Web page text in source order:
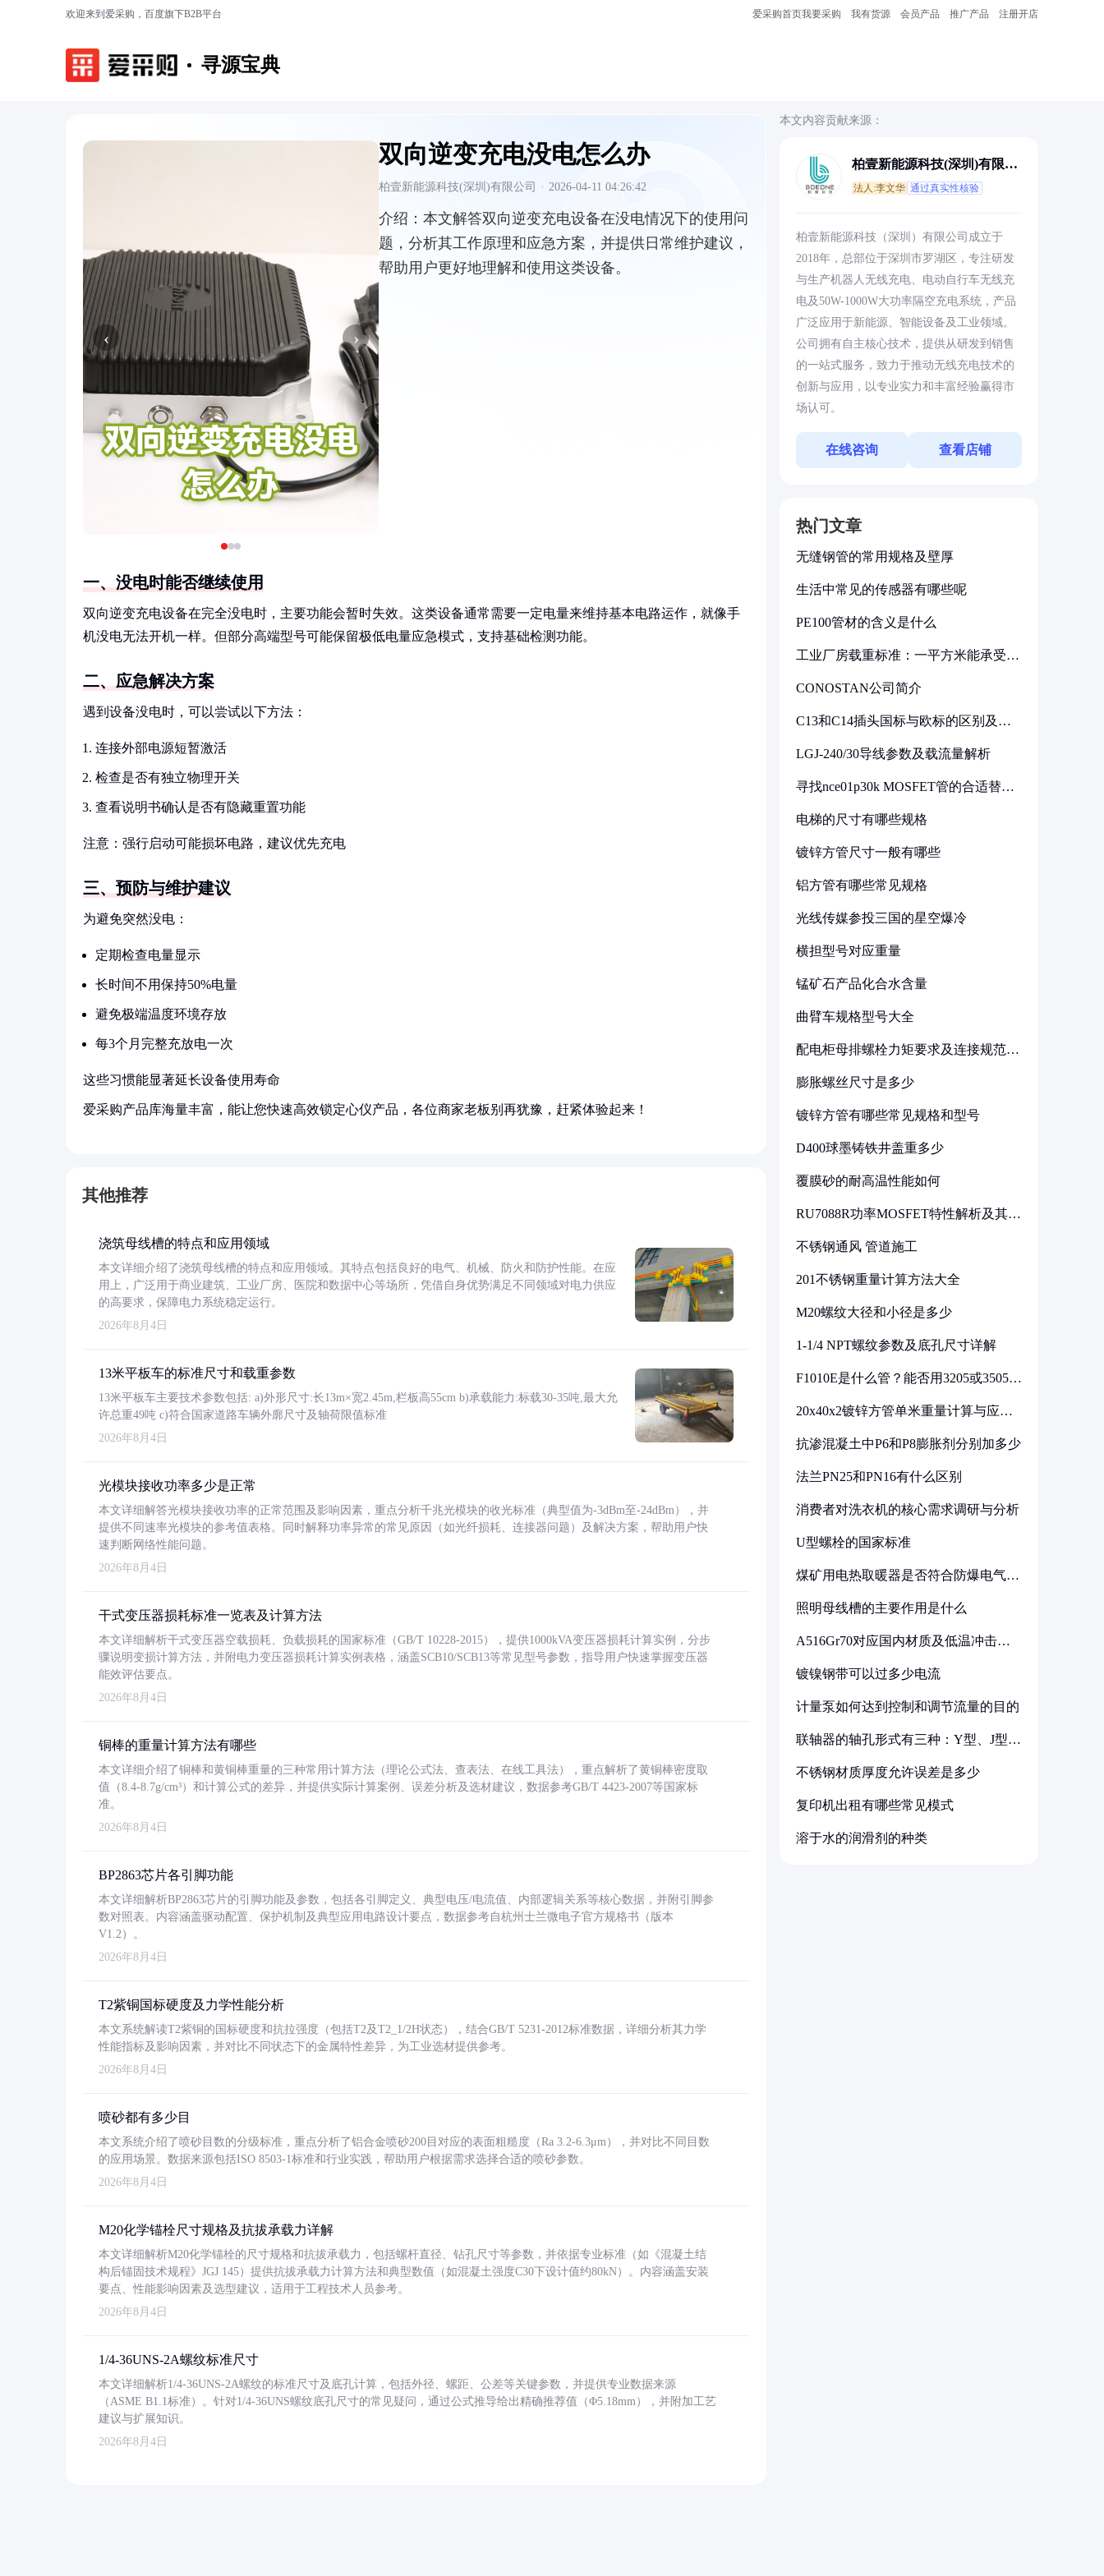
欢迎来到爱采购，百度旗下B2B平台 爱采购首页我要采购 我有货源 会员产品 推广产品 注册开店
寻源宝典
‹ ›
双向逆变充电没电怎么办
柏壹新能源科技(深圳)有限公司 · 2026-04-11 04:26:42
介绍： 本文解答双向逆变充电设备在没电情况下的使用问
题，分析其工作原理和应急方案，并提供日常维护建议，
帮助用户更好地理解和使用这类设备。
一、没电时能否继续使用
双向逆变充电设备在完全没电时，主要功能会暂时失效。这类设备通常需要一定电量来维持基本电路运作，就像手
机没电无法开机一样。但部分高端型号可能保留极低电量应急模式，支持基础检测功能。
二、应急解决方案
遇到设备没电时，可以尝试以下方法：
连接外部电源短暂激活
检查是否有独立物理开关
查看说明书确认是否有隐藏重置功能
注意：强行启动可能损坏电路，建议优先充电
三、预防与维护建议
为避免突然没电：
定期检查电量显示
长时间不用保持50%电量
避免极端温度环境存放
每3个月完整充放电一次
这些习惯能显著延长设备使用寿命
爱采购产品库海量丰富，能让您快速高效锁定心仪产品，各位商家老板别再犹豫，赶紧体验起来！
其他推荐
浇筑母线槽的特点和应用领域
本文详细介绍了浇筑母线槽的特点和应用领域。其特点包括良好的电气、机械、防火和防护性能。在应
用上，广泛用于商业建筑、工业厂房、医院和数据中心等场所，凭借自身优势满足不同领域对电力供应
的高要求，保障电力系统稳定运行。
2026年8月4日
13米平板车的标准尺寸和载重参数
13米平板车主要技术参数包括: a)外形尺寸:长13m×宽2.45m,栏板高55cm b)承载能力:标载30-35吨,最大允
许总重49吨 c)符合国家道路车辆外廓尺寸及轴荷限值标准
2026年8月4日
光模块接收功率多少是正常
本文详细解答光模块接收功率的正常范围及影响因素，重点分析千兆光模块的收光标准（典型值为-3dBm至-24dBm），并
提供不同速率光模块的参考值表格。同时解释功率异常的常见原因（如光纤损耗、连接器问题）及解决方案，帮助用户快
速判断网络性能问题。
2026年8月4日
干式变压器损耗标准一览表及计算方法
本文详细解析干式变压器空载损耗、负载损耗的国家标准（GB/T 10228-2015），提供1000kVA变压器损耗计算实例，分步
骤说明变损计算方法，并附电力变压器损耗计算实例表格，涵盖SCB10/SCB13等常见型号参数，指导用户快速掌握变压器
能效评估要点。
2026年8月4日
铜棒的重量计算方法有哪些
本文详细介绍了铜棒和黄铜棒重量的三种常用计算方法（理论公式法、查表法、在线工具法），重点解析了黄铜棒密度取
值（8.4-8.7g/cm³）和计算公式的差异，并提供实际计算案例、误差分析及选材建议，数据参考GB/T 4423-2007等国家标
准。
2026年8月4日
BP2863芯片各引脚功能
本文详细解析BP2863芯片的引脚功能及参数，包括各引脚定义、典型电压/电流值、内部逻辑关系等核心数据，并附引脚参
数对照表。内容涵盖驱动配置、保护机制及典型应用电路设计要点，数据参考自杭州士兰微电子官方规格书（版本
V1.2）。
2026年8月4日
T2紫铜国标硬度及力学性能分析
本文系统解读T2紫铜的国标硬度和抗拉强度（包括T2及T2_1/2H状态），结合GB/T 5231-2012标准数据，详细分析其力学
性能指标及影响因素，并对比不同状态下的金属特性差异，为工业选材提供参考。
2026年8月4日
喷砂都有多少目
本文系统介绍了喷砂目数的分级标准，重点分析了铝合金喷砂200目对应的表面粗糙度（Ra 3.2-6.3μm），并对比不同目数
的应用场景。数据来源包括ISO 8503-1标准和行业实践，帮助用户根据需求选择合适的喷砂参数。
2026年8月4日
M20化学锚栓尺寸规格及抗拔承载力详解
本文详细解析M20化学锚栓的尺寸规格和抗拔承载力，包括螺杆直径、钻孔尺寸等参数，并依据专业标准（如《混凝土结
构后锚固技术规程》JGJ 145）提供抗拔承载力计算方法和典型数值（如混凝土强度C30下设计值约80kN）。内容涵盖安装
要点、性能影响因素及选型建议，适用于工程技术人员参考。
2026年8月4日
1/4-36UNS-2A螺纹标准尺寸
本文详细解析1/4-36UNS-2A螺纹的标准尺寸及底孔计算，包括外径、螺距、公差等关键参数，并提供专业数据来源
（ASME B1.1标准）。针对1/4-36UNS螺纹底孔尺寸的常见疑问，通过公式推导给出精确推荐值（Φ5.18mm），并附加工艺
建议与扩展知识。
2026年8月4日
本文内容贡献来源：
柏壹新能源科技(深圳)有限公
法人:李文华 通过真实性核验
柏壹新能源科技（深圳）有限公司成立于
2018年，总部位于深圳市罗湖区，专注研发
与生产机器人无线充电、电动自行车无线充
电及50W-1000W大功率隔空充电系统，产品
广泛应用于新能源、智能设备及工业领域。
公司拥有自主核心技术，提供从研发到销售
的一站式服务，致力于推动无线充电技术的
创新与应用，以专业实力和丰富经验赢得市
场认可。
在线咨询 查看店铺
热门文章
无缝钢管的常用规格及壁厚
生活中常见的传感器有哪些呢
PE100管材的含义是什么
工业厂房载重标准：一平方米能承受多
CONOSTAN公司简介
C13和C14插头国标与欧标的区别及其
LGJ-240/30导线参数及载流量解析
寻找nce01p30k MOSFET管的合适替代
电梯的尺寸有哪些规格
镀锌方管尺寸一般有哪些
铝方管有哪些常见规格
光线传媒参投三国的星空爆冷
横担型号对应重量
锰矿石产品化合水含量
曲臂车规格型号大全
配电柜母排螺栓力矩要求及连接规范详
膨胀螺丝尺寸是多少
镀锌方管有哪些常见规格和型号
D400球墨铸铁井盖重多少
覆膜砂的耐高温性能如何
RU7088R功率MOSFET特性解析及其在
不锈钢通风 管道施工
201不锈钢重量计算方法大全
M20螺纹大径和小径是多少
1-1/4 NPT螺纹参数及底孔尺寸详解
F1010E是什么管？能否用3205或3505代
20x40x2镀锌方管单米重量计算与应用
抗渗混凝土中P6和P8膨胀剂分别加多少
法兰PN25和PN16有什么区别
消费者对洗衣机的核心需求调研与分析
U型螺栓的国家标准
煤矿用电热取暖器是否符合防爆电气设
照明母线槽的主要作用是什么
A516Gr70对应国内材质及低温冲击要
镀镍钢带可以过多少电流
计量泵如何达到控制和调节流量的目的
联轴器的轴孔形式有三种：Y型、J型、
不锈钢材质厚度允许误差是多少
复印机出租有哪些常见模式
溶于水的润滑剂的种类